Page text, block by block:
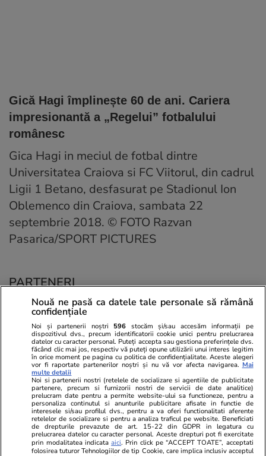
Gică Hagi împlinește 60 de ani. Cariera
impresionantă a „Regelui” fotbalului
românesc
Gica Hagi in meciul de fotbal dintre
Universitatea Craiova si FC Viitorul, din cadrul
Ligii 1 Betano, desfasurat pe Stadionul Ion
Oblemenco din Craiova, sambata 22
septembrie 2018. © FOTO Razvan
Pasarica/SPORT PICTURES
PARTENERI
Viva.ro
Ce s-a aflat despre prima soție a lui Claudiu
Unica.ro
Nu și ei! S-au
Nouă ne pasă ca datele tale personale să rămână
confidențiale
Noi și partenerii noștri 596 stocăm și/sau accesăm informații pe
dispozitivul dvs., precum identificatorii cookie unici pentru prelucrarea
datelor cu caracter personal. Puteți accepta sau gestiona preferințele dvs.
făcând clic mai jos, respectiv vă puteți opune utilizării unui interes legitim
în orice moment pe pagina cu politica de confidențialitate. Aceste alegeri
vor fi raportate partenerilor noștri și nu vă vor afecta navigarea. Mai
multe detalii
Noi si partenerii nostri (retelele de socializare si agentiile de publicitate
partenere, precum si furnizorii nostri de servicii de date analitice)
prelucram date pentru a permite website-ului sa functioneze, pentru a
personaliza continutul si anunturile publicitare afisate in functie de
interesele si/sau profilul dvs., pentru a va oferi functionalitati aferente
retelelor de socializare si pentru a analiza traficul pe website. Beneficiati
de drepturile prevazute de art. 15-22 din GDPR in legatura cu
prelucrarea datelor cu caracter personal. Aceste drepturi pot fi exercitate
prin modalitatea indicataaici. Prin click pe “ACCEPT TOATE”, acceptati
folosirea tuturor Tehnologiilor de tip Cookie, care implica inclusiv acceptul